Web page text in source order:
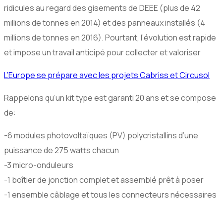
ridicules au regard des gisements de DEEE (plus de 42
millions de tonnes en 2014) et des panneaux installés (4
millions de tonnes en 2016). Pourtant, l’évolution est rapide
et impose un travail anticipé pour collecter et valoriser
L’Europe se prépare avec les projets Cabriss et Circusol
Rappelons qu’un kit type est garanti 20 ans et se compose
de:
-6 modules photovoltaïques (PV) polycristallins d’une
puissance de 275 watts chacun
-3 micro-onduleurs
-1 boîtier de jonction complet et assemblé prêt à poser
-1 ensemble câblage et tous les connecteurs nécessaires